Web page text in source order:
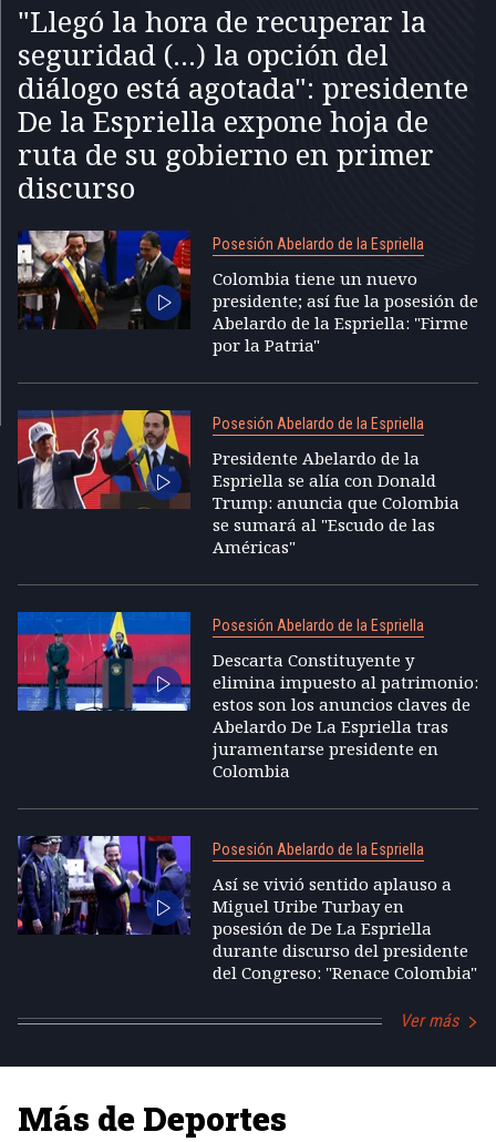
"Llegó la hora de recuperar la
seguridad (...) la opción del
diálogo está agotada": presidente
De la Espriella expone hoja de
ruta de su gobierno en primer
discurso
Posesión Abelardo de la Espriella
Colombia tiene un nuevo
presidente; así fue la posesión de
Abelardo de la Espriella: "Firme
por la Patria"
Posesión Abelardo de la Espriella
Presidente Abelardo de la
Espriella se alía con Donald
Trump: anuncia que Colombia
se sumará al "Escudo de las
Américas"
Posesión Abelardo de la Espriella
Descarta Constituyente y
elimina impuesto al patrimonio:
estos son los anuncios claves de
Abelardo De La Espriella tras
juramentarse presidente en
Colombia
Posesión Abelardo de la Espriella
Así se vivió sentido aplauso a
Miguel Uribe Turbay en
posesión de De La Espriella
durante discurso del presidente
del Congreso: "Renace Colombia"
Ver más
Más de Deportes